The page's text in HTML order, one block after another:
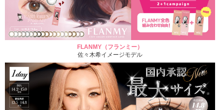
FLANMY（フランミー）
佐々木希イメージモデル